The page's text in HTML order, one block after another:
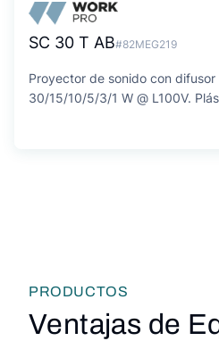
SC 30 T AB#82MEG219
Proyector de sonido con difusor
30/15/10/5/3/1 W @ L100V.
PRODUCTOS
Ventajas de